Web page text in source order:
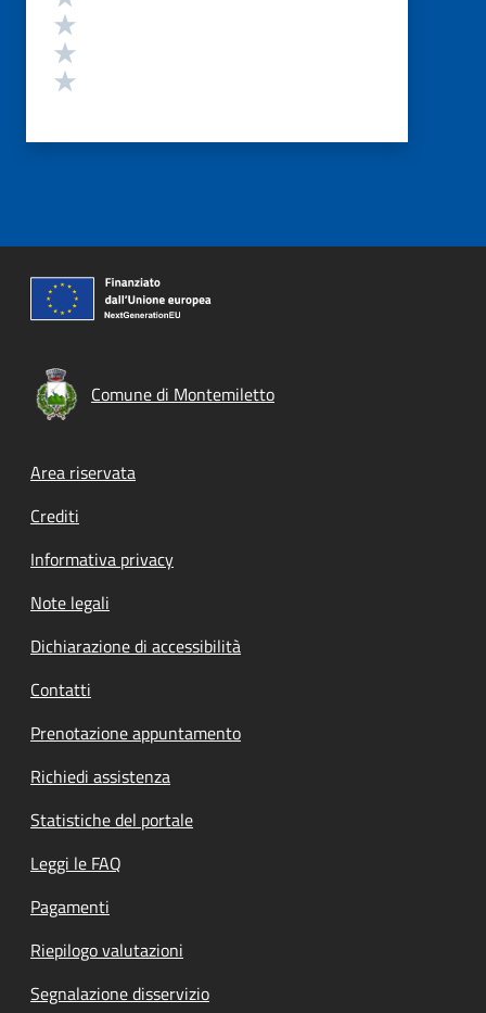
Comune di Montemiletto
Footer menu
Area riservata
Crediti
Informativa privacy
Note legali
Dichiarazione di accessibilità
Contatti
Prenotazione appuntamento
Richiedi assistenza
Statistiche del portale
Leggi le FAQ
Pagamenti
Riepilogo valutazioni
Segnalazione disservizio